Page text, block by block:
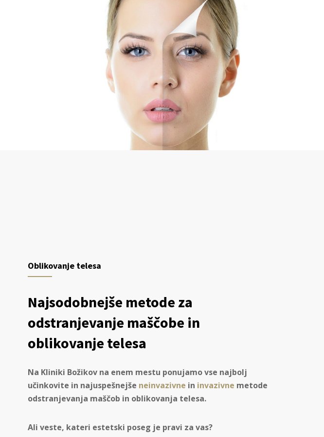
Oblikovanje telesa
Najsodobnejše metode za
odstranjevanje maščobe in
oblikovanje telesa
Na Kliniki Božikov na enem mestu ponujamo vse najbolj
učinkovite in najuspešnejše neinvazivne in invazivne metode
odstranjevanja maščob in oblikovanja telesa.
Ali veste, kateri estetski poseg je pravi za vas?